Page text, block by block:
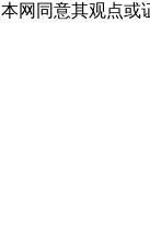
网同意其观点或